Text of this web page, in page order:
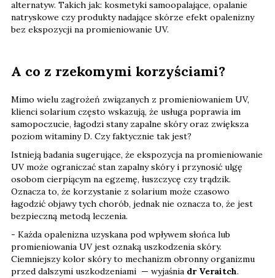
alternatyw. Takich jak: kosmetyki samoopalające, opalanie
natryskowe czy produkty nadające skórze efekt opalenizny
bez ekspozycji na promieniowanie UV.
A co z rzekomymi korzyściami?
Mimo wielu zagrożeń związanych z promieniowaniem UV,
klienci solarium często wskazują, że usługa poprawia im
samopoczucie, łagodzi stany zapalne skóry oraz zwiększa
poziom witaminy D. Czy faktycznie tak jest?
Istnieją badania sugerujące, że ekspozycja na promieniowanie
UV może ograniczać stan zapalny skóry i przynosić ulgę
osobom cierpiącym na egzemę, łuszczycę czy trądzik.
Oznacza to, że korzystanie z solarium może czasowo
łagodzić objawy tych chorób, jednak nie oznacza to, że jest
bezpieczną metodą leczenia.
- Każda opalenizna uzyskana pod wpływem słońca lub
promieniowania UV jest oznaką uszkodzenia skóry.
Ciemniejszy kolor skóry to mechanizm obronny organizmu
przed dalszymi uszkodzeniami — wyjaśnia dr Veraitch.